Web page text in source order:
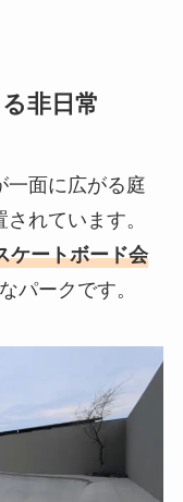
非日常
一面に広がる庭
れています。
ケートボード会
パークです。